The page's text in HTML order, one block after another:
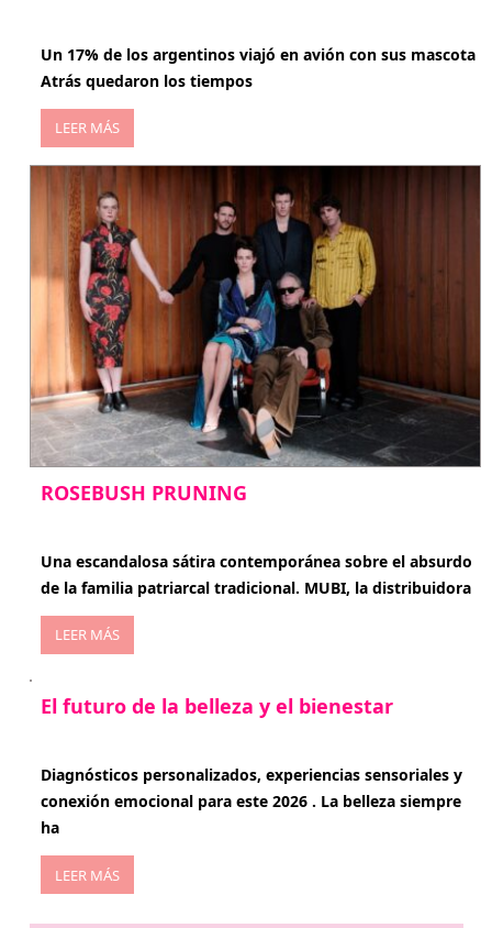
Un 17% de los argentinos viajó en avión con sus mascota
Atrás quedaron los tiempos
LEER MÁS
ROSEBUSH PRUNING
Una escandalosa sátira contemporánea sobre el absurdo
de la familia patriarcal tradicional. MUBI, la distribuidora
LEER MÁS
El futuro de la belleza y el bienestar
Diagnósticos personalizados, experiencias sensoriales y
conexión emocional para este 2026 . La belleza siempre
ha
LEER MÁS